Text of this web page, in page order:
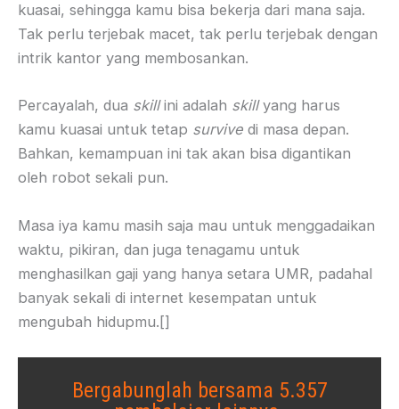
kuasai, sehingga kamu bisa bekerja dari mana saja.
Tak perlu terjebak macet, tak perlu terjebak dengan
intrik kantor yang membosankan.
Percayalah, dua skillini adalah skillyang harus
kamu kuasai untuk tetap survive di masa depan.
Bahkan, kemampuan ini tak akan bisa digantikan
oleh robot sekali pun.
Masa iya kamu masih saja mau untuk menggadaikan
waktu, pikiran, dan juga tenagamu untuk
menghasilkan gaji yang hanya setara UMR, padahal
banyak sekali di internet kesempatan untuk
mengubah hidupmu.[]
Bergabunglah bersama 5.357